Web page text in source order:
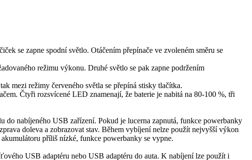
se zapne spodní světlo. Otáčením přepínače ve zvoleném směru se
režimu výkonu. Druhé světlo se pak zapne podržením
mezi režimy červeného světla se přepíná stisky tlačítka.
Čtyři rozsvícené LED znamenají, že baterie je nabitá na 80-100 %, tři
nabíjeného USB zařízení. Pokud je lucerna zapnutá, funkce powerbanky
doleva a zobrazovat stav. Během vybíjení nelze použít nejvyšší výkon
příliš nízké, funkce powerbanky se vypne.
USB adaptéru nebo USB adaptéru do auta. K nabíjení lze použít i